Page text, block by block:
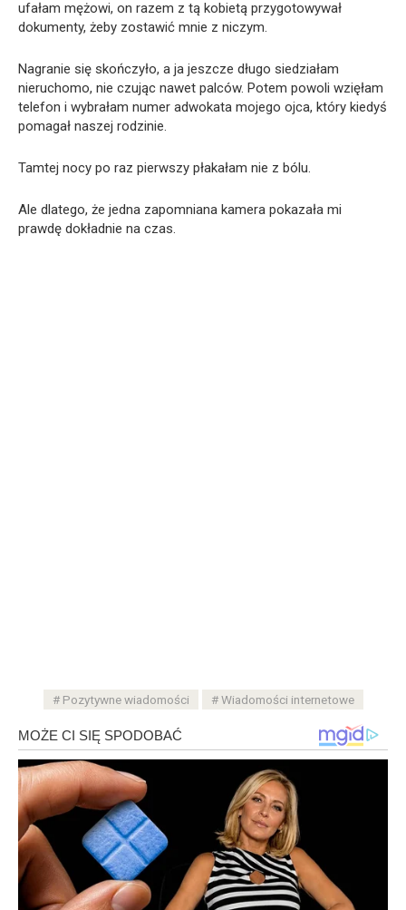
ufałam mężowi, on razem z tą kobietą przygotowywał
dokumenty, żeby zostawić mnie z niczym.
Nagranie się skończyło, a ja jeszcze długo siedziałam
nieruchomo, nie czując nawet palców. Potem powoli wzięłam
telefon i wybrałam numer adwokata mojego ojca, który kiedyś
pomagał naszej rodzinie.
Tamtej nocy po raz pierwszy płakałam nie z bólu.
Ale dlatego, że jedna zapomniana kamera pokazała mi
prawdę dokładnie na czas.
Pozytywne wiadomości Wiadomości internetowe